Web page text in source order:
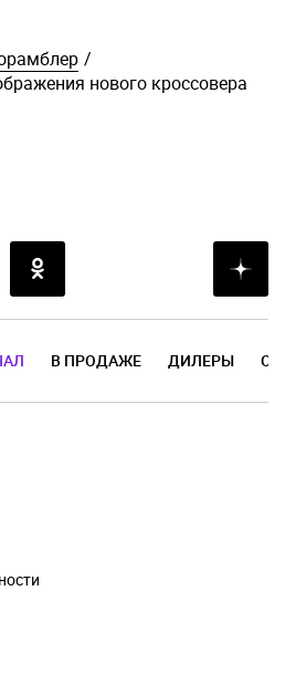
/
нового кроссовера
В ПРОДАЖЕ ДИЛЕРЫ